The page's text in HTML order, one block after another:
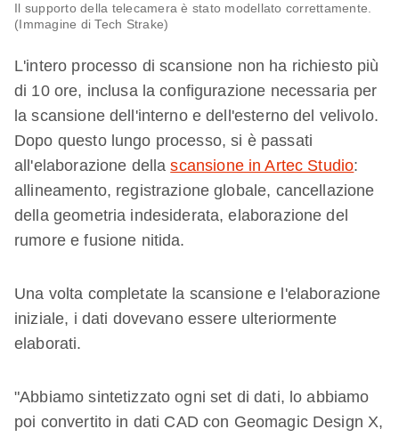
Il supporto della telecamera è stato modellato correttamente.
(Immagine di Tech Strake)
L'intero processo di scansione non ha richiesto più
di 10 ore, inclusa la configurazione necessaria per
la scansione dell'interno e dell'esterno del velivolo.
Dopo questo lungo processo, si è passati
all'elaborazione dellascansione in Artec Studio:
allineamento, registrazione globale, cancellazione
della geometria indesiderata, elaborazione del
rumore e fusione nitida.
Una volta completate la scansione e l'elaborazione
iniziale, i dati dovevano essere ulteriormente
elaborati.
"Abbiamo sintetizzato ogni set di dati, lo abbiamo
poi convertito in dati CAD con Geomagic Design X,